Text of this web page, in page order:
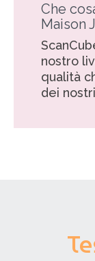
Che
Maison
nostro
qualità
dei